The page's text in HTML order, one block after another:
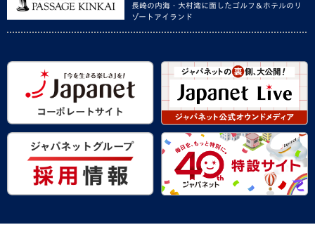
長崎の内海・大村湾に面したゴルフ＆ホテルのリ
ゾートアイランド